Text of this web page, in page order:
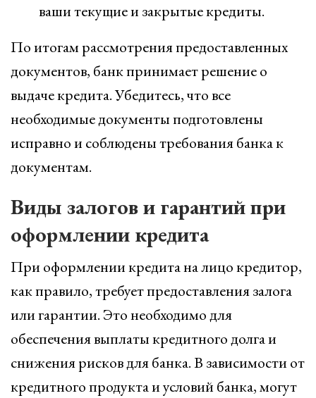
ваши текущие и закрытые кредиты.
По итогам рассмотрения предоставленных
документов, банк принимает решение о
выдаче кредита. Убедитесь, что все
необходимые документы подготовлены
исправно и соблюдены требования банка к
документам.
Виды залогов и гарантий при
оформлении кредита
При оформлении кредита на лицо кредитор,
как правило, требует предоставления залога
или гарантии. Это необходимо для
обеспечения выплаты кредитного долга и
снижения рисков для банка. В зависимости от
кредитного продукта и условий банка, могут